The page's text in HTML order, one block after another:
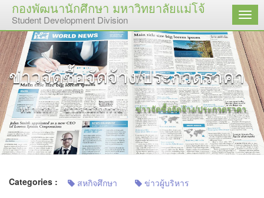
กองพัฒนานักศึกษา มหาวิทยาลัยแม่โจ้
Student Development Division เมนู
ข่าวจัดซื้อจัดจ้าง/ประกวดราคา
หน้าแรก ข่าวสารกิจกรรม ข่าวจัดซื้อจัดจ้าง/ประกวดราคา
Categories : สหกิจศึกษา
ข่าวผู้บริหาร